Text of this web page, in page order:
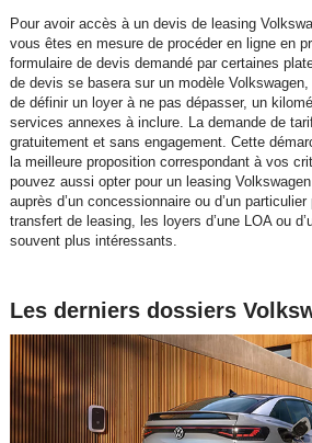
Pour avoir accès à un devis de leasing
vous êtes en mesure de procéder en ligne en
formulaire de devis demandé par certaines
de devis se basera sur un modèle
de définir un loyer à ne pas dépasser, un
services annexes à inclure. La demande de
gratuitement et sans engagement. Cette
la meilleure proposition correspondant à vos
pouvez aussi opter pour un leasing
auprès d’un concessionnaire ou d’un particulier
transfert de leasing, les loyers d’une LOA ou
souvent plus intéressants.
Les derniers dossiers